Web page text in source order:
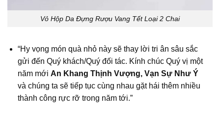
Vỏ Hộp Da Đựng Rượu Vang Tết Loại 2 Chai
“Hy vọng món quà nhỏ này sẽ thay lời tri ân sâu sắc
gửi đến Quý khách/Quý đối tác. Kính chúc Quý vị một
năm mới An Khang Thịnh Vượng, Vạn Sự Như Ý
và chúng ta sẽ tiếp tục cùng nhau gặt hái thêm nhiều
thành công rực rỡ trong năm tới.”